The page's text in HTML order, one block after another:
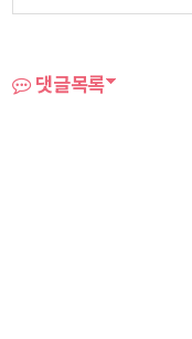
댓글목록